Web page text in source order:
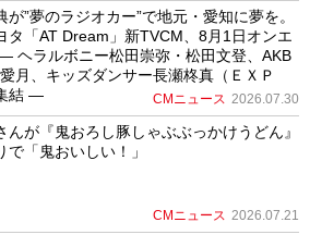
が”夢のラジオカー”で地元・愛知に夢を。
タ「AT Dream」新TVCM、8月1日オンエ
ヘラルボニー松田崇弥・松田文登、AKB
月、キッズダンサー長瀬柊真（ＥＸＰ
結 ―
CMニュース 2026.07.30
んが『鬼おろし豚しゃぶぶっかけうどん』
で「鬼おいしい！」
CMニュース 2026.07.21